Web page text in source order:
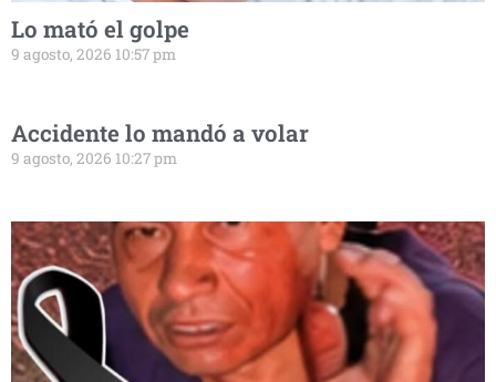
Lo mató el golpe
9 agosto, 2026 10:57 pm
Accidente lo mandó a volar
9 agosto, 2026 10:27 pm